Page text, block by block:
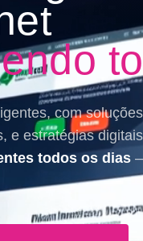
com
e estratégias
todos os dias